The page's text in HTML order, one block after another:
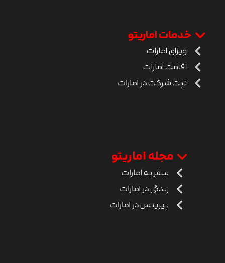
خدمات اماریتو
ویزای امارات
اقامت امارات
ثبت شرکت در امارات
مجله اماریتو
سفر به امارات
زندگی در امارات
بیزینس در امارات